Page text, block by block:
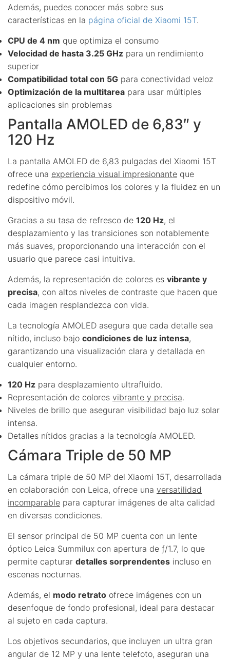
Además, puedes conocer más sobre sus
características en la página oficial de Xiaomi 15T.
CPU de 4 nm que optimiza el consumo
Velocidad de hasta 3.25 GHz para un rendimiento
superior
Compatibilidad total con 5G para conectividad veloz
Optimización de la multitarea para usar múltiples
aplicaciones sin problemas
Pantalla AMOLED de 6,83″ y
120 Hz
La pantalla AMOLED de 6,83 pulgadas del Xiaomi 15T
ofrece una experiencia visual impresionante que
redefine cómo percibimos los colores y la fluidez en un
dispositivo móvil.
Gracias a su tasa de refresco de 120 Hz, el
desplazamiento y las transiciones son notablemente
más suaves, proporcionando una interacción con el
usuario que parece casi intuitiva.
Además, la representación de colores es vibrante y
precisa, con altos niveles de contraste que hacen que
cada imagen resplandezca con vida.
La tecnología AMOLED asegura que cada detalle sea
nítido, incluso bajo condiciones de luz intensa,
garantizando una visualización clara y detallada en
cualquier entorno.
120 Hz para desplazamiento ultrafluido.
Representación de colores vibrante y precisa.
Niveles de brillo que aseguran visibilidad bajo luz solar
intensa.
Detalles nítidos gracias a la tecnología AMOLED.
Cámara Triple de 50 MP
La cámara triple de 50 MP del Xiaomi 15T, desarrollada
en colaboración con Leica, ofrece una versatilidad
incomparable para capturar imágenes de alta calidad
en diversas condiciones.
El sensor principal de 50 MP cuenta con un lente
óptico Leica Summilux con apertura de ƒ/1.7, lo que
permite capturar detalles sorprendentes incluso en
escenas nocturnas.
Además, el modo retrato ofrece imágenes con un
desenfoque de fondo profesional, ideal para destacar
al sujeto en cada captura.
Los objetivos secundarios, que incluyen un ultra gran
angular de 12 MP y una lente telefoto, aseguran una